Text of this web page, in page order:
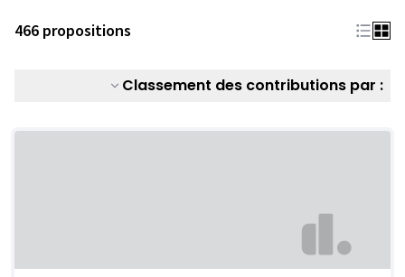
466 propositions
Classement des contributions par :